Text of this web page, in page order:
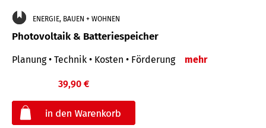
ENERGIE, BAUEN + WOHNEN
Photovoltaik & Batteriespeicher
Planung • Technik • Kosten • Förderung mehr
39,90 €